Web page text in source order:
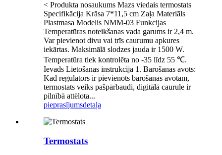
< Produkta nosaukums Mazs viedais termostats
Specifikācija Krāsa 7*11,5 cm Zaļa Materiāls
Plastmasa Modelis NMM-03 Funkcijas
Temperatūras noteikšanas vada garums ir 2,4 m.
Var pievienot divu vai trīs caurumu apkures
iekārtas. Maksimālā slodzes jauda ir 1500 W.
Temperatūra tiek kontrolēta no -35 līdz 55 ℃.
Ievads Lietošanas instrukcija 1. Barošanas avots:
Kad regulators ir pievienots barošanas avotam,
termostats veiks pašpārbaudi, digitālā caurule ir
pilnībā attēlota...
pieprasījumsdetaļa
Termostats